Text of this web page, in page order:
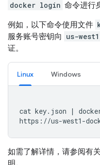
docker login 命令进行
例如，以下命令使用文件
服务账号密钥向 us-
证。
Linux Windows
cat key.json |
如需了解详情，请参阅有